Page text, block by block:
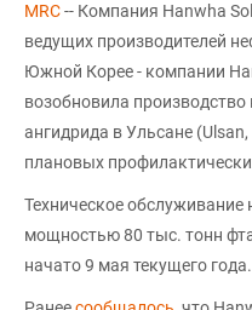
MRC-- Компания Hanwha
ведущих производителей
Южной Корее - компании
возобновила
ангидрида в Ульсане
плановых
Техническое
мощностью 80 тыс. тонн
начато 9 мая текущего года.